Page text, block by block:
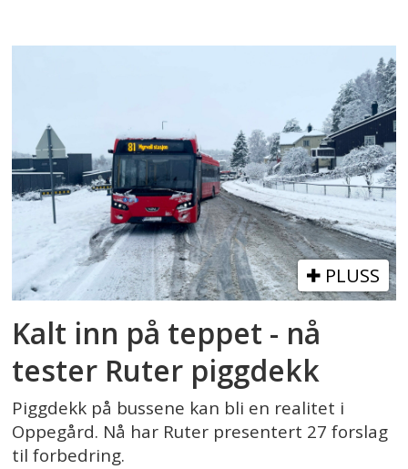
PLUSS
Kalt inn på teppet - nå
tester Ruter piggdekk
Piggdekk på bussene kan bli en realitet i
Oppegård. Nå har Ruter presentert 27 forslag
til forbedring.